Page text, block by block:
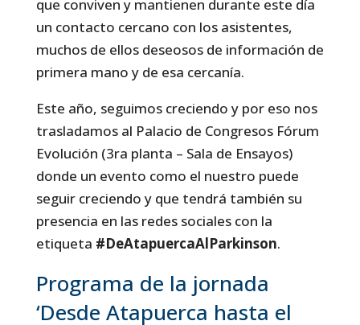
que conviven y mantienen durante este día
un contacto cercano con los asistentes,
muchos de ellos deseosos de información de
primera mano y de esa cercanía.
Este año, seguimos creciendo y por eso nos
trasladamos al Palacio de Congresos Fórum
Evolución (3ra planta – Sala de Ensayos)
donde un evento como el nuestro puede
seguir creciendo y que tendrá también su
presencia en las redes sociales con la
etiqueta #DeAtapuercaAlParkinson.
Programa de la jornada
‘Desde Atapuerca hasta el